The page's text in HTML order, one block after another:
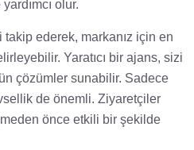
olur.
ederek, markanız için en
Yaratıcı bir ajans, sizi
çözümler sunabilir. Sadece
de önemli. Ziyaretçiler
önce etkili bir şekilde